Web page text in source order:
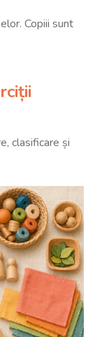
Copiii sunt
clasificare și